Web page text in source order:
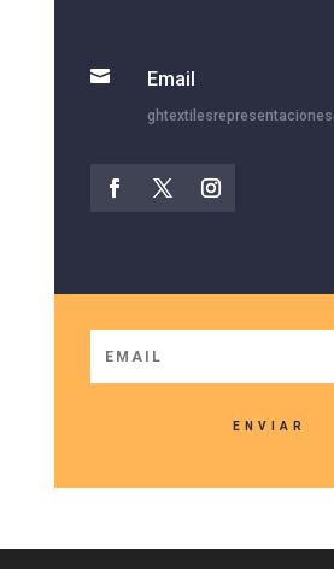
 Email
ENVIAR